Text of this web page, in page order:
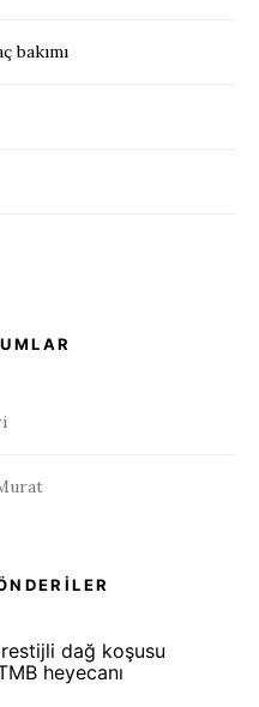
bakımı
dağ koşusu
heyecanı